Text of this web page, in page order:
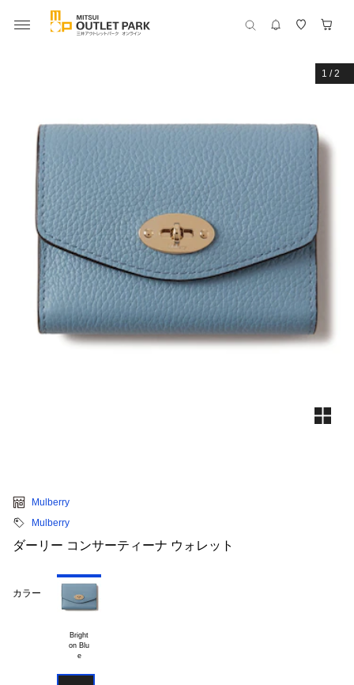
1 /2
Mulberry
Mulberry
ダーリー コンサーティーナ ウォレット
カラー
Bright
on Blu
e